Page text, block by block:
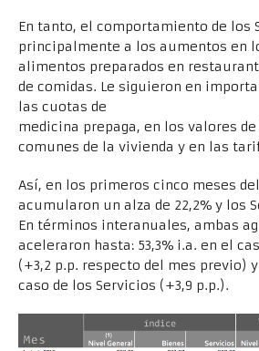
En tanto, el comportamiento de los
principalmente a los aumentos en
alimentos preparados en
de comidas. Le siguieron en
las cuotas de
medicina prepaga, en los valores
comunes de la vivienda y en las
Así, en los primeros cinco meses
acumularon un alza de 22,2% y los
En términos interanuales, ambas
aceleraron hasta: 53,3% i.a. en el
(+3,2 p.p. respecto del mes previo) y
caso de los Servicios (+3,9 p.p.).